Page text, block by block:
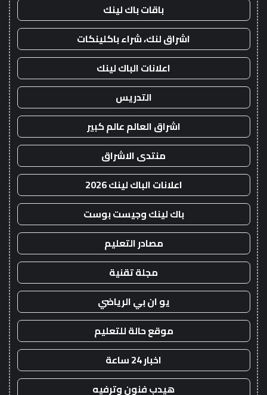
باقات باك لينك
اشراق لنك، شراء باكلينكات
اعلانات الباك لينك
التدريس
اشراق العالم عالم كبير
منتدى الاشراق
اعلانات الباك لينك 2026
باك لينك وجيست بوست
مصادر التعليم
مجلة تقنية
يو ان بي الرياضي
موقع حالة للتعليم
اخبار 24 ساعة
هيدب فنون وترفيه